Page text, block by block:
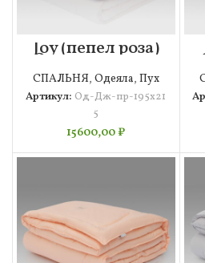
Joy (пепел роза)
Одеяло 195х215
СПАЛЬНЯ, Одеяла, Пух
Артикул: Од-Дж-пр-195х21
5
15600,00₽